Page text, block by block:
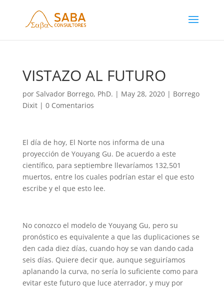
VISTAZO AL FUTURO
por Salvador Borrego, PhD. | May 28, 2020| Borrego
Dixit| 0 Comentarios
El día de hoy, El Norte nos informa de una
proyección de Youyang Gu. De acuerdo a este
científico, para septiembre llevaríamos 132,501
muertos, entre los cuales podrían estar el que esto
escribe y el que esto lee.
No conozco el modelo de Youyang Gu, pero su
pronóstico es equivalente a que las duplicaciones se
den cada diez días, cuando hoy se van dando cada
seis días. Quiere decir que, aunque seguiríamos
aplanando la curva, no sería lo suficiente como para
evitar este futuro que luce aterrador, y muy por